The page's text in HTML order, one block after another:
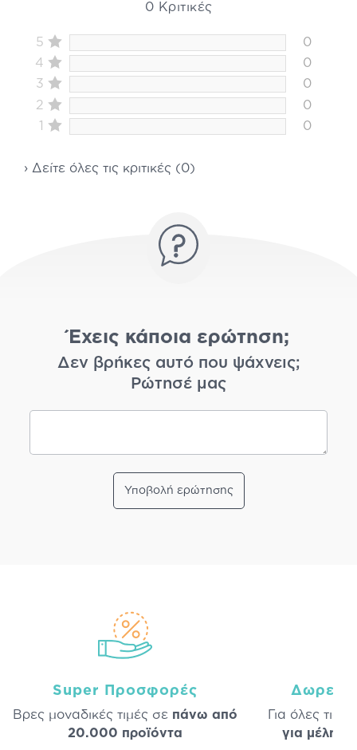
0 Κριτικές
5
0
4
0
3
0
2
0
1
0
› Δείτε όλες τις κριτικές (0)
Έχεις κάποια ερώτηση;
Δεν βρήκες αυτό που ψάχνεις;
Ρώτησέ μας
Υποβολή ερώτησης
Super Προσφορές
Βρες μοναδικές τιμές σε πάνω από
20.000 προϊόντα
Δωρεάν
Για όλες τις
για μέλη